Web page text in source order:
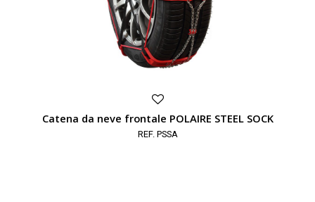
Catena da neve frontale POLAIRE STEEL SOCK
REF. PSSA